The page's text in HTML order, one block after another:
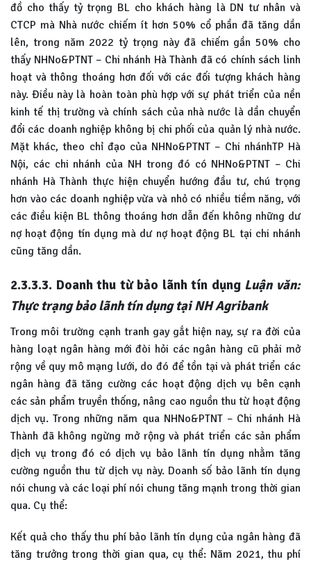
đồ cho thấy tỷ trọng BL cho khách hàng là DN tư nhân và
CTCP mà Nhà nước chiếm ít hơn 50% cổ phần đã tăng dần
lên, trong năm 2022 tỷ trọng này đã chiếm gần 50% cho
thấy NHNo&PTNT – Chi nhánh Hà Thành đã có chính sách linh
hoạt và thông thoáng hơn đối với các đối tượng khách hàng
này. Điều này là hoàn toàn phù hợp với sự phát triển của nền
kinh tế thị trường và chính sách của nhà nước là dần chuyển
đổi các doanh nghiệp không bị chi phối của quản lý nhà nước.
Mặt khác, theo chỉ đạo của NHNo&PTNT – Chi nhánhTP Hà
Nội, các chi nhánh của NH trong đó có NHNo&PTNT – Chi
nhánh Hà Thành thực hiện chuyển hướng đầu tư, chú trọng
hơn vào các doanh nghiệp vừa và nhỏ có nhiều tiềm năng, với
các điều kiện BL thông thoáng hơn dẫn đến không những dư
nợ hoạt động tín dụng mà dư nợ hoạt động BL tại chi nhánh
cũng tăng dần.
2.3.3.3. Doanh thu từ bảo lãnh tín dụng Luận văn:
Thực trạng bảo lãnh tín dụng tại NH Agribank
Trong môi trường cạnh tranh gay gắt hiện nay, sự ra đời của
hàng loạt ngân hàng mới đòi hỏi các ngân hàng cũ phải mở
rộng về quy mô mạng lưới, do đó để tồn tại và phát triển các
ngân hàng đã tăng cường các hoạt động dịch vụ bên cạnh
các sản phẩm truyền thống, nâng cao nguồn thu từ hoạt động
dịch vụ. Trong những năm qua NHNo&PTNT – Chi nhánh Hà
Thành đã không ngừng mở rộng và phát triển các sản phẩm
dịch vụ trong đó có dịch vụ bảo lãnh tín dụng nhằm tăng
cường nguồn thu từ dịch vụ này. Doanh số bảo lãnh tín dụng
nói chung và các loại phí nói chung tăng mạnh trong thời gian
qua. Cụ thể:
Kết quả cho thấy thu phí bảo lãnh tín dụng của ngân hàng đã
tăng trưởng trong thời gian qua, cụ thể: Năm 2021, thu phí